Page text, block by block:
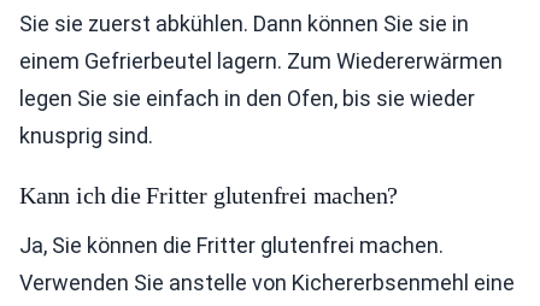
Sie sie zuerst abkühlen. Dann können Sie sie in
einem Gefrierbeutel lagern. Zum Wiedererwärmen
legen Sie sie einfach in den Ofen, bis sie wieder
knusprig sind.
Kann ich die Fritter glutenfrei machen?
Ja, Sie können die Fritter glutenfrei machen.
Verwenden Sie anstelle von Kichererbsenmehl eine